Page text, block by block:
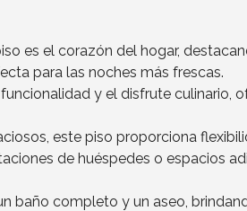
es el corazón del hogar,
para las noches más frescas.
y el disfrute culinario,
este piso proporciona
de huéspedes o espacios
baño completo y un aseo,